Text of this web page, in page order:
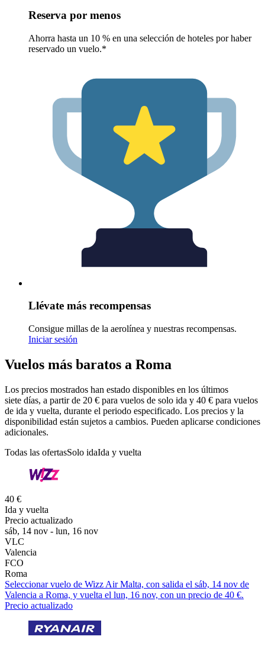
Reserva por menos
Ahorra hasta un 10 % en una selección de hoteles por haber
reservado un vuelo.*
Llévate más recompensas
Consigue millas de la aerolínea y nuestras recompensas.
Iniciar sesión
Vuelos más baratos a Roma
Los precios mostrados han estado disponibles en los últimos
siete días, a partir de 20 € para vuelos de solo ida y 40 € para vuelos
de ida y vuelta, durante el periodo especificado. Los precios y la
disponibilidad están sujetos a cambios. Pueden aplicarse condiciones
adicionales.
Todas las ofertasSolo idaIda y vuelta
40 €
Ida y vuelta
Precio actualizado
sáb, 14 nov - lun, 16 nov
VLC
Valencia
FCO
Roma
Seleccionar vuelo de Wizz Air Malta, con salida el sáb, 14 nov de
Valencia a Roma, y vuelta el lun, 16 nov, con un precio de 40 €.
Precio actualizado